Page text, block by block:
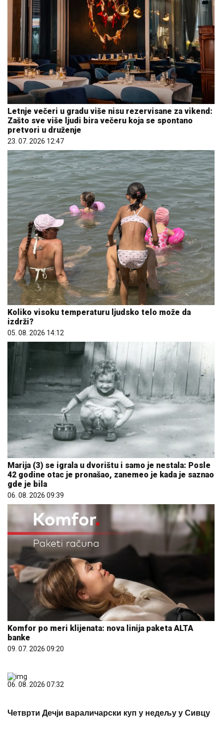
Letnje večeri u gradu više nisu rezervisane za vikend:
Zašto sve više ljudi bira večeru koja se spontano
pretvori u druženje
23. 07. 2026 12:47
Koliko visoku temperaturu ljudsko telo može da
izdrži?
05. 08. 2026 14:12
Marija (3) se igrala u dvorištu i samo je nestala: Posle
42 godine otac je pronašao, zanemeo je kada je saznao
gde je bila
06. 08. 2026 09:39
Komfor po meri klijenata: nova linija paketa ALTA
banke
09. 07. 2026 09:20
06. 08. 2026 07:32
Четврти Дечји вараличарски куп у недељу у Сивцу